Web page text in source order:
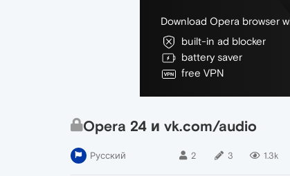
Download Opera browser
built-in ad blocker
battery saver
free VPN
Opera 24 и vk.com/audio
Русский 2 3 1.3k